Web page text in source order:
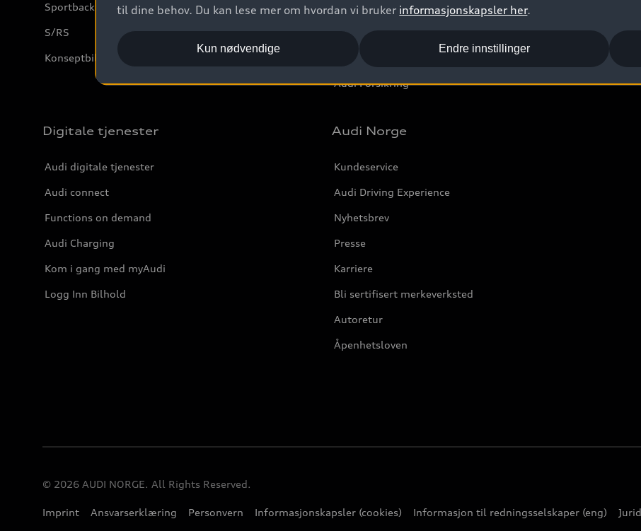
Sportback
S/RS
Konseptbiler og prototyper
Prislister
Leasing
Bilgarantier
Audi Forsikring
Digitale tjenester
Audi digitale tjenester
Audi connect
Functions on demand
Audi Charging
Kom i gang med myAudi
Logg Inn Bilhold
Audi Norge
Kundeservice
Audi Driving Experience
Nyhetsbrev
Presse
Karriere
Bli sertifisert merkeverksted
Autoretur
Åpenhetsloven
© 2026 AUDI NORGE. All Rights Reserved.
Imprint Ansvarserklæring Personvern Informasjonskapsler (cookies) Informasjon til redningsselskaper (eng)
til dine behov. Du kan lese mer om hvordan vi bruker informasjonskapsler her.
Kun nødvendige Endre innstillinger